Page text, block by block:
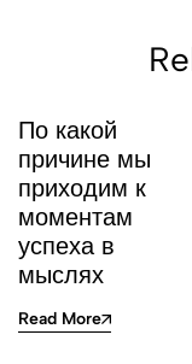
По какой
причине мы
приходим к
моментам
успеха в
мыслях
Read More